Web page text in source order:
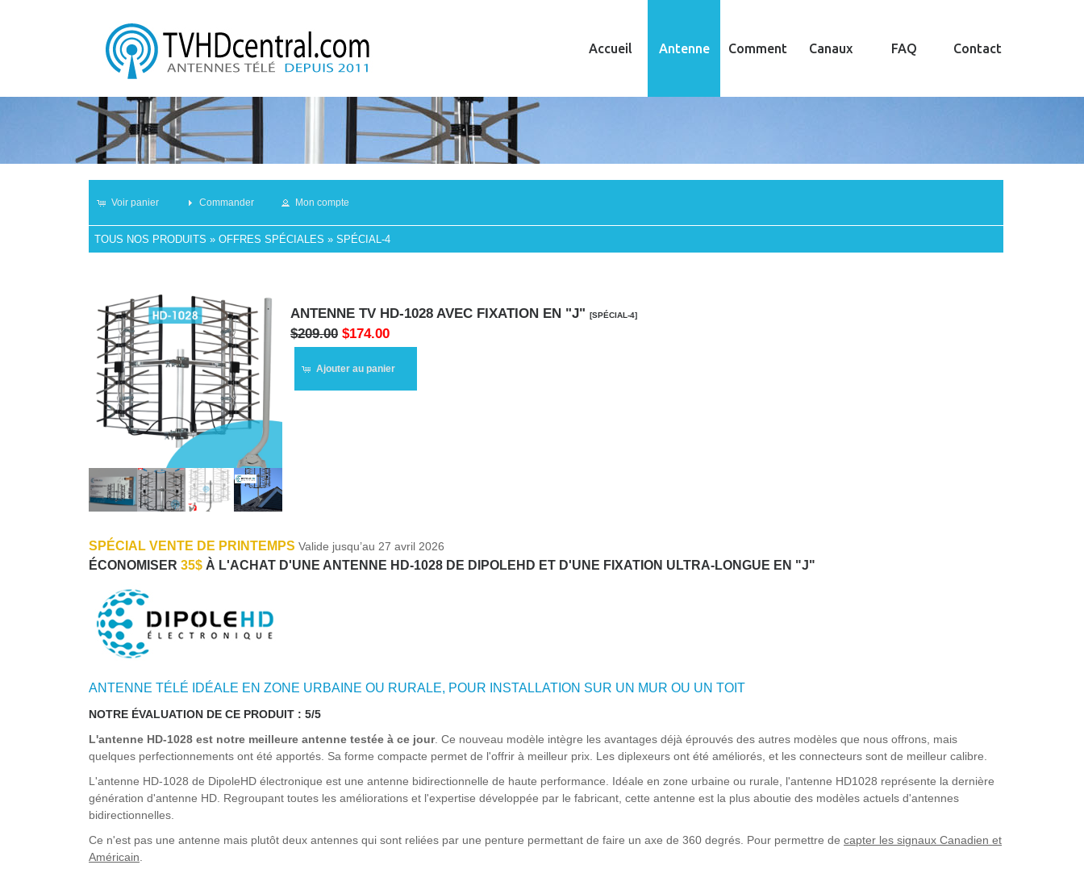
Accueil Antenne Comment Canaux FAQ Contact
Voir panier Commander Mon compte
TOUS NOS PRODUITS »OFFRES SPÉCIALES »SPÉCIAL-4
ANTENNE TV HD-1028 AVEC FIXATION EN "J"[SPÉCIAL-4]
$209.00 $174.00
Ajouter au panier
SPÉCIAL VENTE DE PRINTEMPS Valide jusqu’au 27 avril 2026
ÉCONOMISER35$ À L'ACHAT D'UNE ANTENNE HD-1028 DE DIPOLEHD ET D'UNE FIXATION ULTRA-LONGUE EN "J"
ANTENNE TÉLÉ IDÉALE EN ZONE URBAINE OU RURALE, POUR INSTALLATION SUR UN MUR OU UN TOIT
NOTRE ÉVALUATION DE CE PRODUIT : 5/5
L'antenne HD-1028 est notre meilleure antenne testée à ce jour. Ce nouveau modèle intègre les avantages déjà éprouvés des autres modèles que nous offrons, mais
quelques perfectionnements ont été apportés. Sa forme compacte permet de l'offrir à meilleur prix. Les diplexeurs ont été améliorés, et les connecteurs sont de meilleur calibre.
L'antenne HD-1028 de DipoleHD électronique est une antenne bidirectionnelle de haute performance. Idéale en zone urbaine ou rurale, l'antenne HD1028 représente la dernière
génération d'antenne HD. Regroupant toutes les améliorations et l'expertise développée par le fabricant, cette antenne est la plus aboutie des modèles actuels d'antennes
bidirectionnelles.
Ce n'est pas une antenne mais plutôt deux antennes qui sont reliées par une penture permettant de faire un axe de 360 degrés. Pour permettre decapter les signaux Canadien et
Américain